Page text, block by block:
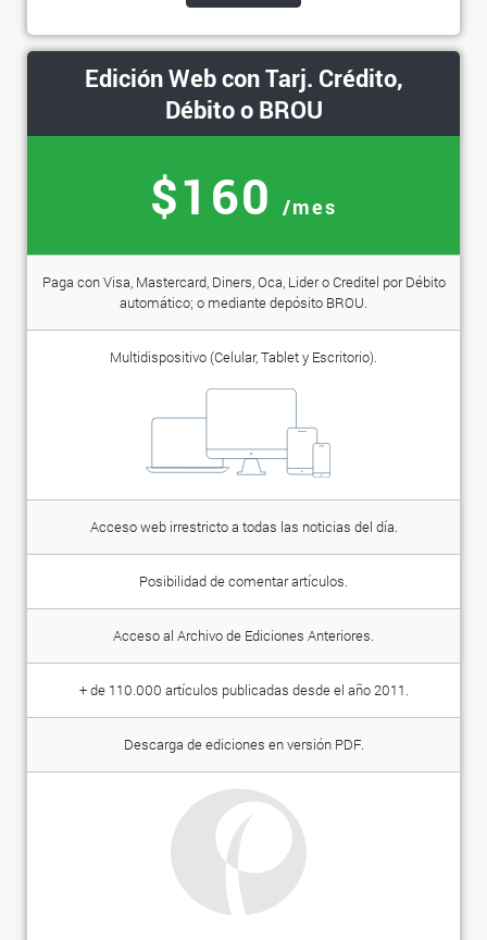
Edición Web con Tarj. Crédito,
Débito o BROU
$160 /mes
Paga con Visa, Mastercard, Diners, Oca, Lider o Creditel por Débito
automático; o mediante depósito BROU.
Multidispositivo (Celular, Tablet y Escritorio).
Acceso web irrestricto a todas las noticias del día.
Posibilidad de comentar artículos.
Acceso al Archivo de Ediciones Anteriores.
+ de 110.000 artículos publicadas desde el año 2011.
Descarga de ediciones en versión PDF.